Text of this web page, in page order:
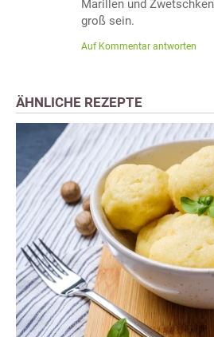
Marillen und
groß sein.
Auf Kommentar antworten
ÄHNLICHE REZEPTE